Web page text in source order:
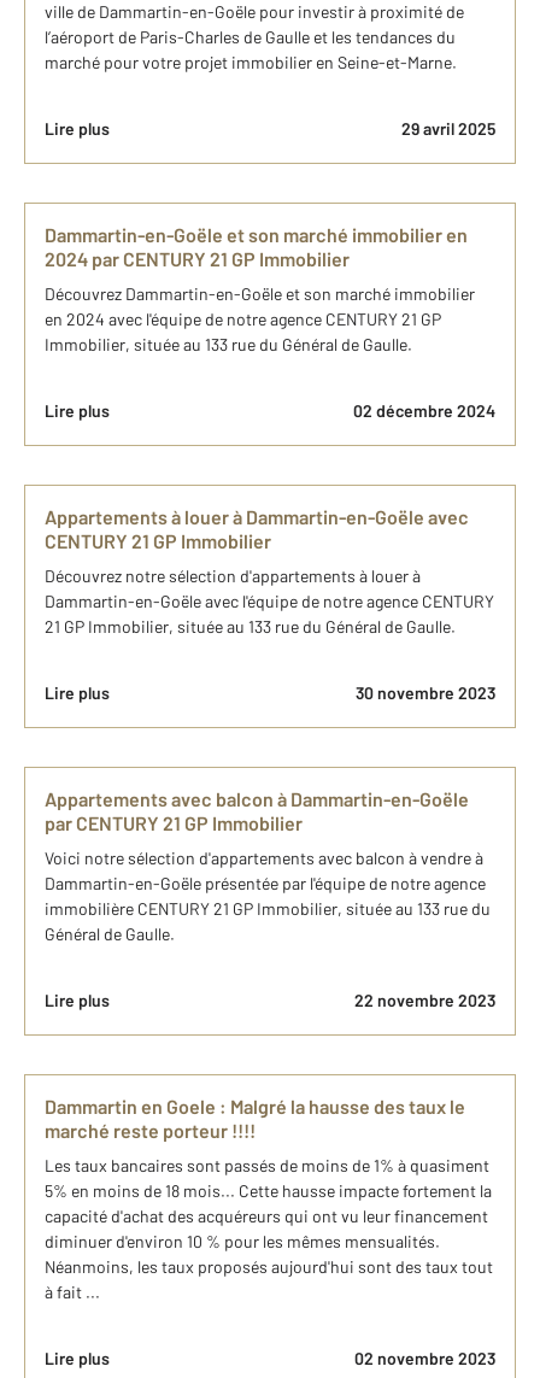
ville de Dammartin-en-Goële pour investir à proximité de
l’aéroport de Paris-Charles de Gaulle et les tendances du
marché pour votre projet immobilier en Seine-et-Marne.
Lire plus 29 avril 2025
Dammartin-en-Goële et son marché immobilier en
2024 par CENTURY 21 GP Immobilier
Découvrez Dammartin-en-Goële et son marché immobilier
en 2024 avec l'équipe de notre agence CENTURY 21 GP
Immobilier, située au 133 rue du Général de Gaulle.
Lire plus 02 décembre 2024
Appartements à louer à Dammartin-en-Goële avec
CENTURY 21 GP Immobilier
Découvrez notre sélection d'appartements à louer à
Dammartin-en-Goële avec l'équipe de notre agence CENTURY
21 GP Immobilier, située au 133 rue du Général de Gaulle.
Lire plus 30 novembre 2023
Appartements avec balcon à Dammartin-en-Goële
par CENTURY 21​ GP Immobilier
Voici notre sélection d'appartements avec balcon à vendre à
Dammartin-en-Goële présentée par l'équipe de notre agence
immobilière CENTURY 21​ GP Immobilier, située au 133 rue du
Général de Gaulle.
Lire plus 22 novembre 2023
Dammartin en Goele : Malgré la hausse des taux le
marché reste porteur !!!!
Les taux bancaires sont passés de moins de 1% à quasiment
5% en moins de 18 mois... Cette hausse impacte fortement la
capacité d'achat des acquéreurs qui ont vu leur financement
diminuer d'environ 10 % pour les mêmes mensualités.
Néanmoins, les taux proposés aujourd'hui sont des taux tout
à fait ...
Lire plus 02 novembre 2023